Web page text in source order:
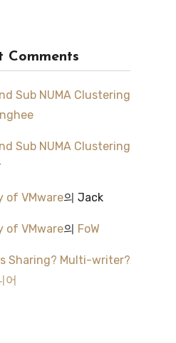
Comments
Sub NUMA Clustering
Sub NUMA Clustering
of VMware의 Jack
of VMware의 FoW
Sharing? Multi-writer?
어